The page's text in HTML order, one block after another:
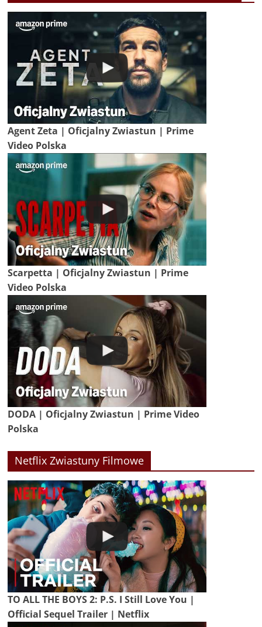
Agent Zeta | Oficjalny Zwiastun | Prime
Video Polska
Scarpetta | Oficjalny Zwiastun | Prime
Video Polska
DODA | Oficjalny Zwiastun | Prime Video
Polska
Netflix Zwiastuny Filmowe
TO ALL THE BOYS 2: P.S. I Still Love You |
Official Sequel Trailer | Netflix